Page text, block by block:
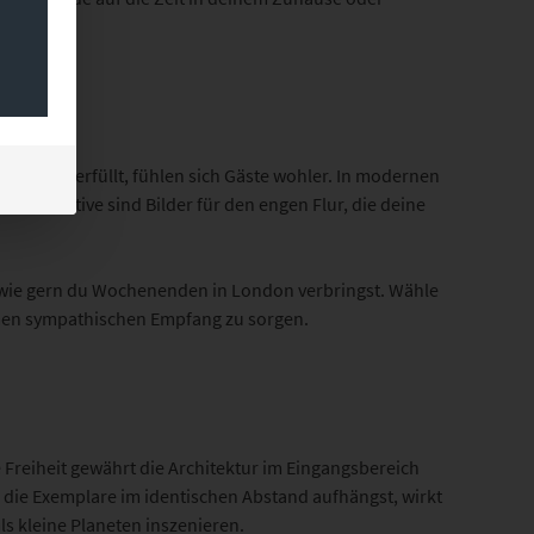
erfüllt, fühlen sich Gäste wohler. In modernen
Alternative sind Bilder für den engen Flur, die deine
gern du Wochenenden in London verbringst. Wähle
sympathischen Empfang zu sorgen.
gewährt die Architektur im Eingangsbereich
Exemplare im identischen Abstand aufhängst, wirkt
kleine Planeten inszenieren.